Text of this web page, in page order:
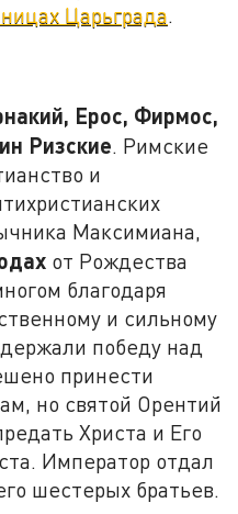
Царьграда.
Ерос, Фирмос,
Ризские. Римские
и
Максимиана,
от Рождества
благодаря
и сильному
победу над
принести
но святой Орентий
Христа и Его
Император отдал
шестерых братьев.